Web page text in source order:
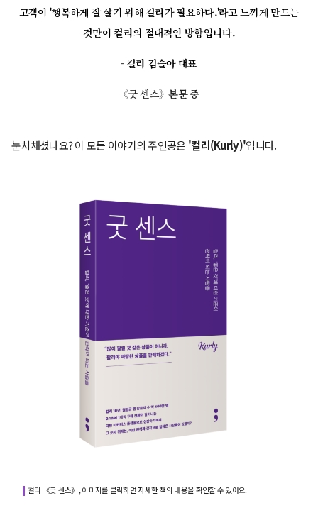
고객이 '행복하게 잘 살기 위해 컬리가 필요하다.'라고 느끼게 만드는
것만이 컬리의 절대적인 방향입니다.
- 컬리 김슬아 대표
《굿 센스》본문 중
눈치채셨나요? 이 모든 이야기의 주인공은 '컬리(Kurly)'입니다.
컬리 《굿 센스》, 이미지를 클릭하면 자세한 책의 내용을 확인할 수 있어요.